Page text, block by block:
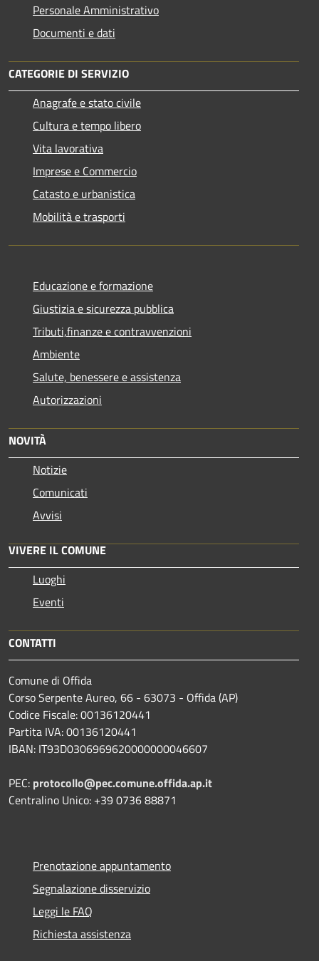
Personale Amministrativo
Documenti e dati
CATEGORIE DI SERVIZIO
Anagrafe e stato civile
Cultura e tempo libero
Vita lavorativa
Imprese e Commercio
Catasto e urbanistica
Mobilità e trasporti
Educazione e formazione
Giustizia e sicurezza pubblica
Tributi,finanze e contravvenzioni
Ambiente
Salute, benessere e assistenza
Autorizzazioni
NOVITÀ
Notizie
Comunicati
Avvisi
VIVERE IL COMUNE
Luoghi
Eventi
CONTATTI
Comune di Offida
Corso Serpente Aureo, 66 - 63073 - Offida (AP)
Codice Fiscale: 00136120441
Partita IVA: 00136120441
IBAN: IT93D0306969620000000046607
PEC: protocollo@pec.comune.offida.ap.it
Centralino Unico: +39 0736 88871
Prenotazione appuntamento
Segnalazione disservizio
Leggi le FAQ
Richiesta assistenza